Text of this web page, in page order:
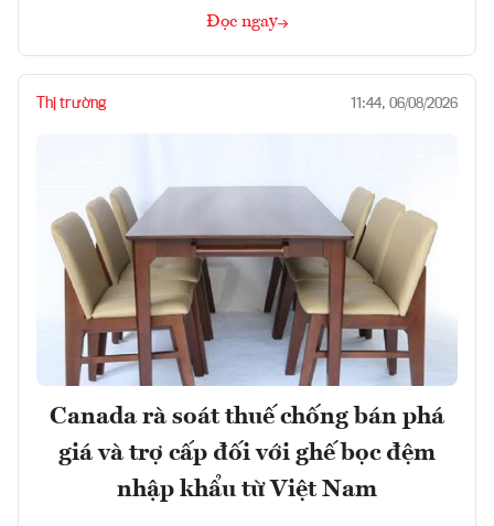
Đọc ngay
Thị trường 11:44, 06/08/2026
Canada rà soát thuế chống bán phá
giá và trợ cấp đối với ghế bọc đệm
nhập khẩu từ Việt Nam